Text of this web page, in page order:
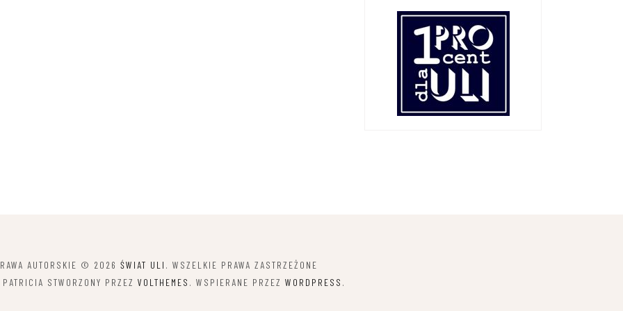
AUTORSKIE © 2026 ŚWIAT ULI . WSZELKIE PRAWA ZASTRZEŻONE
PATRICIA STWORZONY PRZEZ VOLTHEMES . WSPIERANE PRZEZ WORDPRESS .